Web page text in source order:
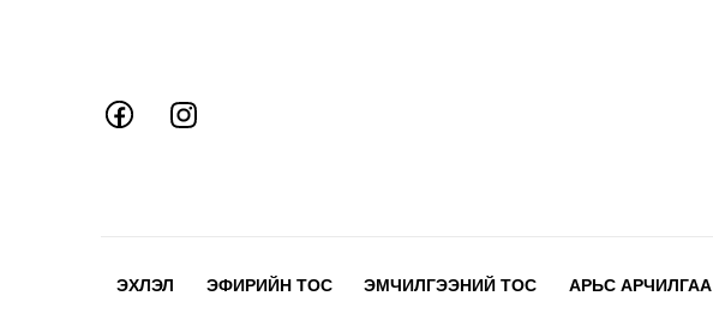
ЭХЛЭЛ ЭФИРИЙН ТОС ЭМЧИЛГЭЭНИЙ ТОС АРЬС АРЧИЛГАА